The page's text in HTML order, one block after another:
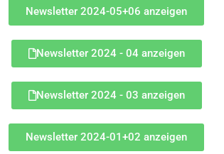
Newsletter 2024-05+06 anzeigen
Newsletter 2024 - 04 anzeigen
Newsletter 2024 - 03 anzeigen
Newsletter 2024-01+02 anzeigen